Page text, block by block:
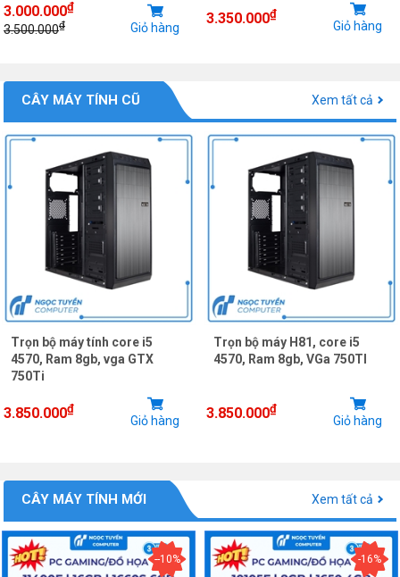
3.000.000₫
3.500.000₫ Giỏ hàng
3.350.000₫
Giỏ hàng
CÂY MÁY TÍNH CŨ Xem tất cả
Trọn bộ máy tính core i5
4570, Ram 8gb, vga GTX
750Ti
3.850.000₫
Giỏ hàng
Trọn bộ máy H81, core i5
4570, Ram 8gb, VGa 750TI
3.850.000₫
Giỏ hàng
CÂY MÁY TÍNH MỚI Xem tất cả
--10% -16%